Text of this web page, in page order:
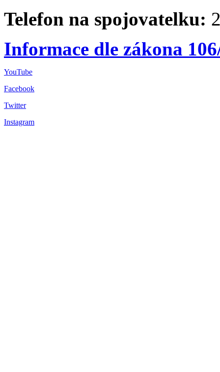
Telefon na spojovatelku:
Informace dle zákona
YouTube
Facebook
Twitter
Instagram